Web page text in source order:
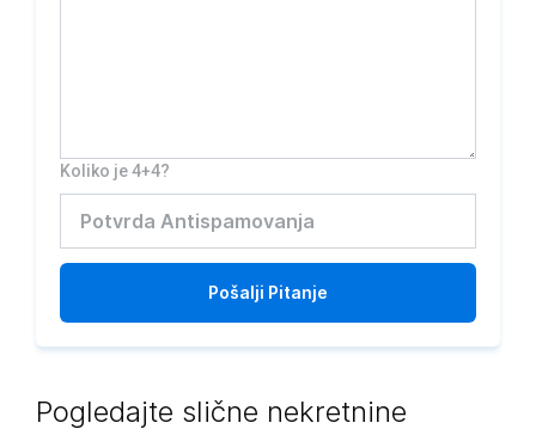
Koliko je 4+4?
Pošalji Pitanje
Pogledajte slične nekretnine